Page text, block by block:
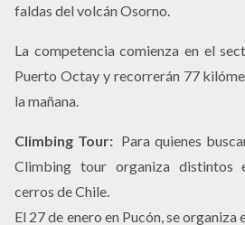
faldas del volcán Osorno.
La competencia comienza en el
Puerto Octay y recorrerán 77
la mañana.
Climbing Tour: Para quienes
Climbing tour organiza distintos
cerros de Chile.
El 27 de enero en Pucón, se